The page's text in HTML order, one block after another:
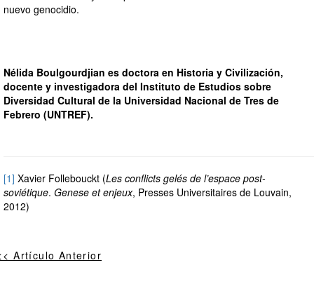
nuevo genocidio.
Nélida Boulgourdjian es doctora en Historia y Civilización,
docente y investigadora del Instituto de Estudios sobre
Diversidad Cultural de la Universidad Nacional de Tres de
Febrero (UNTREF).
[1] Xavier Follebouckt (Les conflicts gelés de l’espace post-
soviétique. Genese et enjeux, Presses Universitaires de Louvain,
2012)
Artículo Anterior